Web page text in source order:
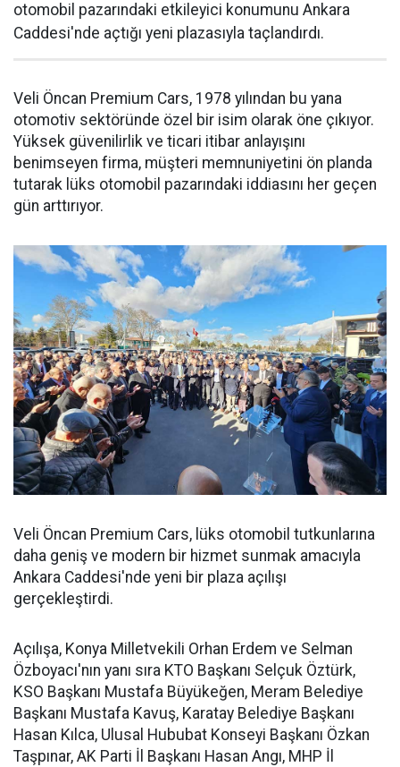
otomobil pazarındaki etkileyici konumunu Ankara
Caddesi'nde açtığı yeni plazasıyla taçlandırdı.
Veli Öncan Premium Cars, 1978 yılından bu yana
otomotiv sektöründe özel bir isim olarak öne çıkıyor.
Yüksek güvenilirlik ve ticari itibar anlayışını
benimseyen firma, müşteri memnuniyetini ön planda
tutarak lüks otomobil pazarındaki iddiasını her geçen
gün arttırıyor.
Veli Öncan Premium Cars, lüks otomobil tutkunlarına
daha geniş ve modern bir hizmet sunmak amacıyla
Ankara Caddesi'nde yeni bir plaza açılışı
gerçekleştirdi.
Açılışa, Konya Milletvekili Orhan Erdem ve Selman
Özboyacı'nın yanı sıra KTO Başkanı Selçuk Öztürk,
KSO Başkanı Mustafa Büyükeğen, Meram Belediye
Başkanı Mustafa Kavuş, Karatay Belediye Başkanı
Hasan Kılca, Ulusal Hububat Konseyi Başkanı Özkan
Taşpınar, AK Parti İl Başkanı Hasan Angı, MHP İl